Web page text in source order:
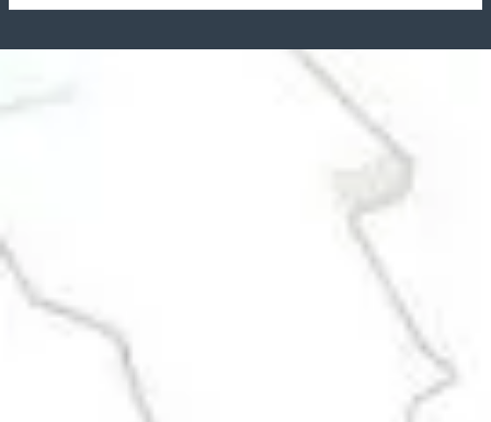
Selvom vi måske ikke altid tænker over det,
har støj en betydelig indvirkning på vores
daglige liv og vores helbred. Uanset om det er
trafikstøj, naboens larm eller andre kilder til
støjforurening, kan det have skadelige
virkninger på vores velvære. Derfor er det
vigtigt at overveje, hvordan lydisolerende